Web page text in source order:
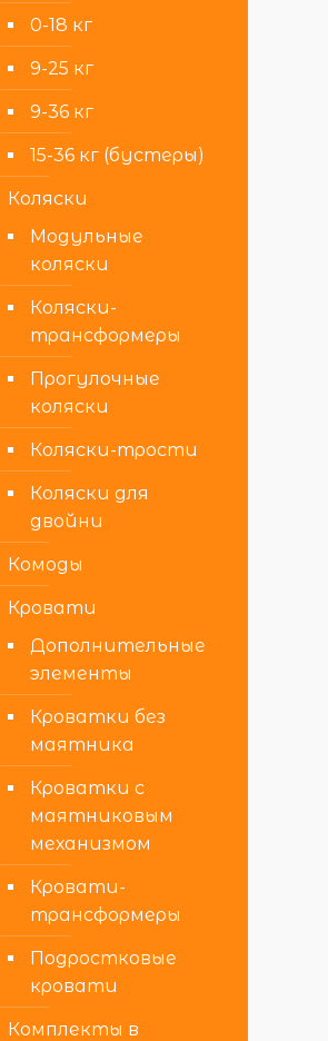
0-18 кг
9-25 кг
9-36 кг
15-36 кг (бустеры)
Коляски
Модульные
коляски
Коляски-
трансформеры
Прогулочные
коляски
Коляски-трости
Коляски для
двойни
Комоды
Кровати
Дополнительные
элементы
Кроватки без
маятника
Кроватки с
маятниковым
механизмом
Кровати-
трансформеры
Подростковые
кровати
Комплекты в